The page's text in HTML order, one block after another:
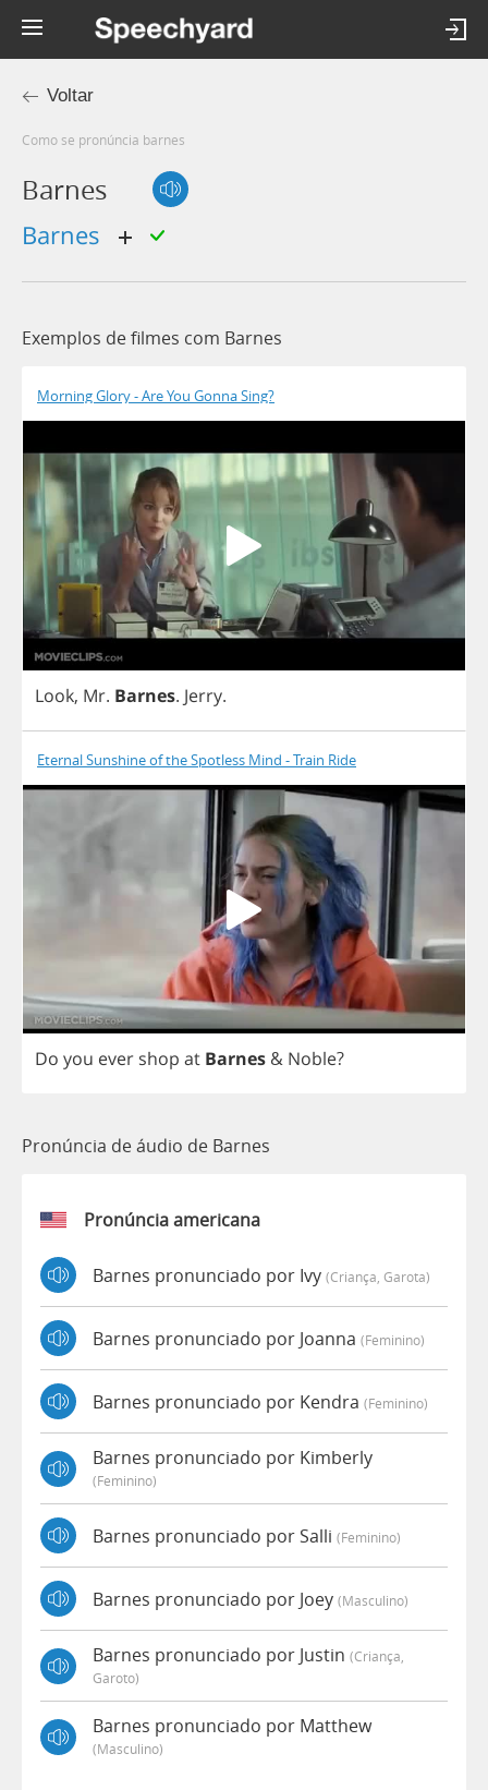
Voltar
Como se pronúncia barnes
Barnes
barnes
Exemplos de filmes com Barnes
Morning Glory - Are You Gonna Sing?
Look, Mr. Barnes. Jerry.
Eternal Sunshine of the Spotless Mind - Train Ride
Do you ever shop at Barnes & Noble?
Pronúncia de áudio de Barnes
Pronúncia americana
Barnes pronunciado por Ivy (criança, Garota)
Barnes pronunciado por Joanna (feminino)
Barnes pronunciado por Kendra (feminino)
Barnes pronunciado por Kimberly
(feminino)
Barnes pronunciado por Salli (feminino)
Barnes pronunciado por Joey (masculino)
Barnes pronunciado por Justin (criança,
Garoto)
Barnes pronunciado por Matthew
(masculino)